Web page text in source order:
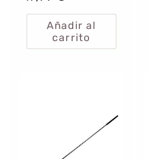
habitual
Añadir al
carrito